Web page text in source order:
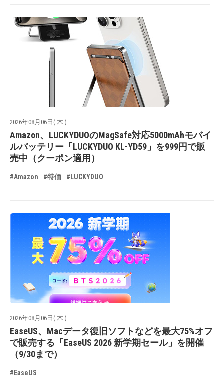
2026年08月06日( 木 )
Amazon、LUCKYDUOのMagSafe対応5000mAhモバイ
ルバッテリー「LUCKYDUO KL-YD59」を999円で販
売中（クーポン適用）
#Amazon #特価 #LUCKYDUO
2026年08月06日( 木 )
EaseUS、Macデータ復旧ソフトなどを最大75%オフ
で販売する「EaseUS 2026 新学期セール」を開催
（9/30まで）
#EaseUS